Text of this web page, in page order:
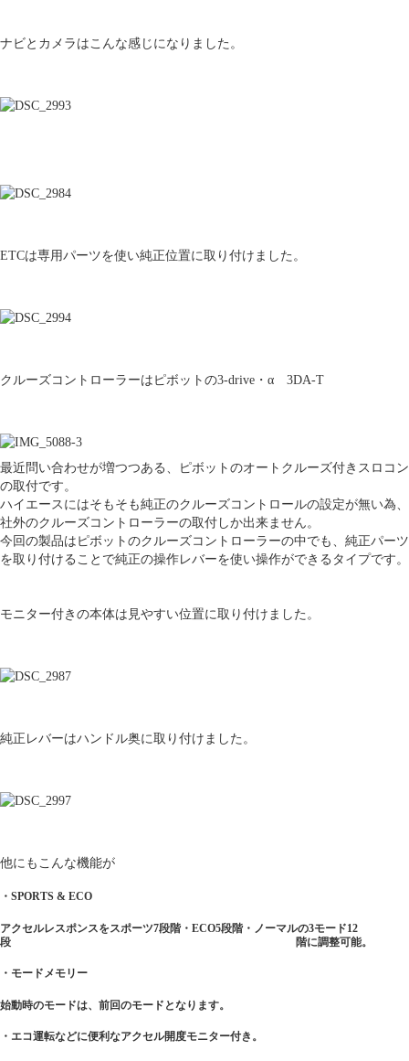
ナビとカメラはこんな感じになりました。
ETCは専用パーツを使い純正位置に取り付けました。
クルーズコントローラーはピボットの3-drive・α 3DA-T
最近問い合わせが増つつある、ピボットのオートクルーズ付きスロコン
の取付です。
ハイエースにはそもそも純正のクルーズコントロールの設定が無い為、
社外のクルーズコントローラーの取付しか出来ません。
今回の製品はピボットのクルーズコントローラーの中でも、純正パーツ
を取り付けることで純正の操作レバーを使い操作ができるタイプです。
モニター付きの本体は見やすい位置に取り付けました。
純正レバーはハンドル奥に取り付けました。
他にもこんな機能が
・SPORTS & ECO
アクセルレスポンスをスポーツ7段階・ECO5段階・ノーマルの3モード12
段 階に調整可能。
・モードメモリー
始動時のモードは、前回のモードとなります。
・エコ運転などに便利なアクセル開度モニター付き。